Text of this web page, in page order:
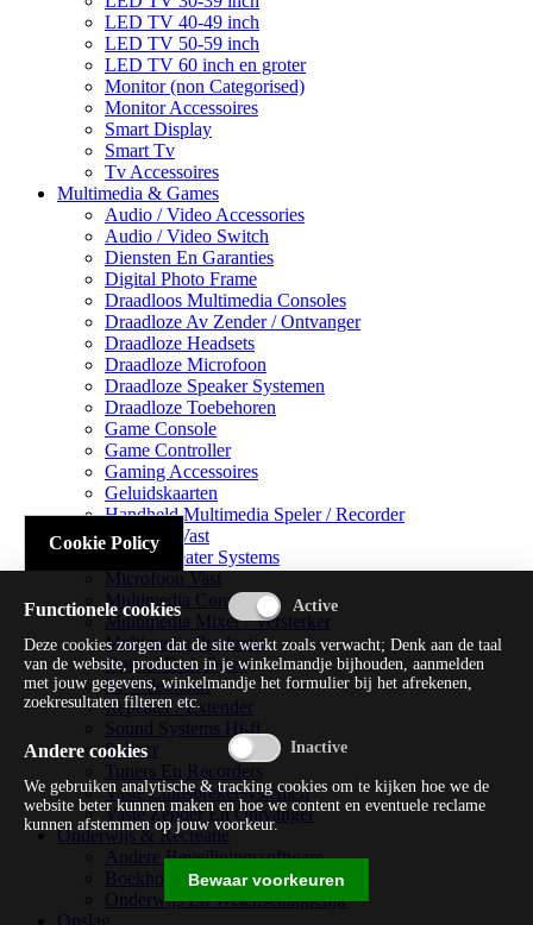
LED TV 40-49 inch
LED TV 50-59 inch
LED TV 60 inch en groter
Monitor (non Categorised)
Monitor Accessoires
Smart Display
Smart Tv
Tv Accessoires
Multimedia & Games
Audio / Video Accessories
Audio / Video Switch
Diensten En Garanties
Digital Photo Frame
Draadloos Multimedia Consoles
Draadloze Av Zender / Ontvanger
Draadloze Headsets
Draadloze Microfoon
Draadloze Speaker Systemen
Draadloze Toebehoren
Game Console
Game Controller
Gaming Accessoires
Geluidskaarten
Handheld Multimedia Speler / Recorder
Headsets Vast
Home Theater Systems
Microfoon Vast
Multimedia Consoles
Multimedia Mixer / Versterker
Multimedia Productie
Optical Disk Drive
Pc Videokaart
Repeater / Extender
Sound Systems Hi-fi
Splitter
Tuners En Recorders
Vaste Luidsprekersystemen
Vaste Zender En Ontvanger
Onderwijs & Recreatie
Andere Beveiligingssoftware
Boekhouding / Financiën
Onderwijs En Wetenschappelijk
Cookie Policy
Functionele cookies
Deze cookies zorgen dat de site werkt zoals verwacht; Denk aan de taal
van de website, producten in je winkelmandje bijhouden, aanmelden
met jouw gegevens, winkelmandje het formulier bij het afrekenen,
zoekresultaten filteren etc.
Andere cookies
We gebruiken analytische & tracking cookies om te kijken hoe we de
website beter kunnen maken en hoe we content en eventuele reclame
kunnen afstemmen op jouw voorkeur.
Bewaar voorkeuren